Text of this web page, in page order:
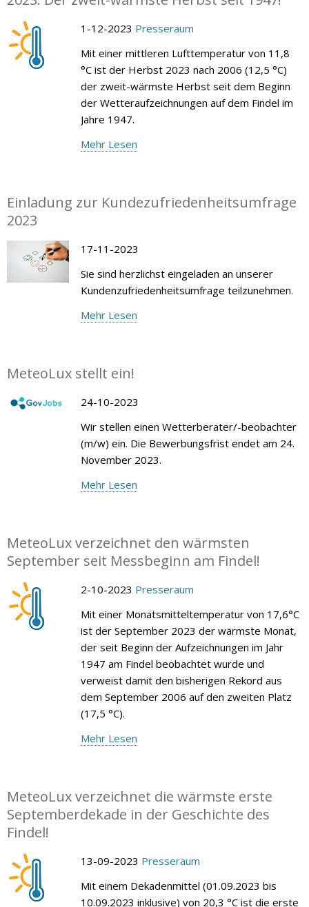
1-12-2023 Presseraum
Mit einer mittleren Lufttemperatur von 11,8
°C ist der Herbst 2023 nach 2006 (12,5 °C)
der zweit-wärmste Herbst seit dem Beginn
der Wetteraufzeichnungen auf dem Findel im
Jahre 1947.
Mehr Lesen
Einladung zur Kundezufriedenheitsumfrage
2023
17-11-2023
Sie sind herzlichst eingeladen an unserer
Kundenzufriedenheitsumfrage teilzunehmen.
Mehr Lesen
MeteoLux stellt ein!
24-10-2023
Wir stellen einen Wetterberater/-beobachter
(m/w) ein. Die Bewerbungsfrist endet am 24.
November 2023.
Mehr Lesen
MeteoLux verzeichnet den wärmsten
September seit Messbeginn am Findel!
2-10-2023 Presseraum
Mit einer Monatsmitteltemperatur von 17,6°C
ist der September 2023 der wärmste Monat,
der seit Beginn der Aufzeichnungen im Jahr
1947 am Findel beobachtet wurde und
verweist damit den bisherigen Rekord aus
dem September 2006 auf den zweiten Platz
(17,5 °C).
Mehr Lesen
MeteoLux verzeichnet die wärmste erste
Septemberdekade in der Geschichte des
Findel!
13-09-2023 Presseraum
Mit einem Dekadenmittel (01.09.2023 bis
10.09.2023 inklusive) von 20,3 °C ist die erste